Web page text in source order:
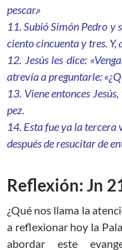
pescar.»
11. Subió Simón Pedro y
ciento cincuenta y tres. Y,
12. Jesús les dice:
atrevía a preguntarle:
13. Viene entonces
pez.
14. Esta fue ya la tercera
después de resucitar de
Reflexión: Jn
¿Qué nos llama la
a reflexionar hoy la
abordar este